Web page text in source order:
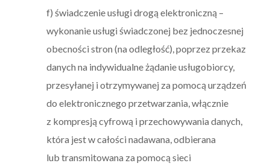
f) świadczenie usługi drogą elektroniczną –
wykonanie usługi świadczonej bez jednoczesnej
obecności stron (na odległość), poprzez przekaz
danych na indywidualne żądanie usługobiorcy,
przesyłanej i otrzymywanej za pomocą urządzeń
do elektronicznego przetwarzania, włącznie
z kompresją cyfrową i przechowywania danych,
która jest w całości nadawana, odbierana
lub transmitowana za pomocą sieci